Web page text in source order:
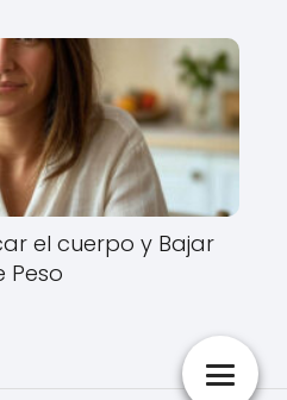
el cuerpo y Bajar
Peso